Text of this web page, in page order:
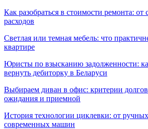
Как разобраться в стоимости ремонта:
расходов
Светлая или темная мебель: что
квартире
Юристы по взысканию задолженности:
вернуть дебиторку в Беларуси
Выбираем диван в офис: критерии
ожидания и приемной
История технологии циклевки: от
современных машин